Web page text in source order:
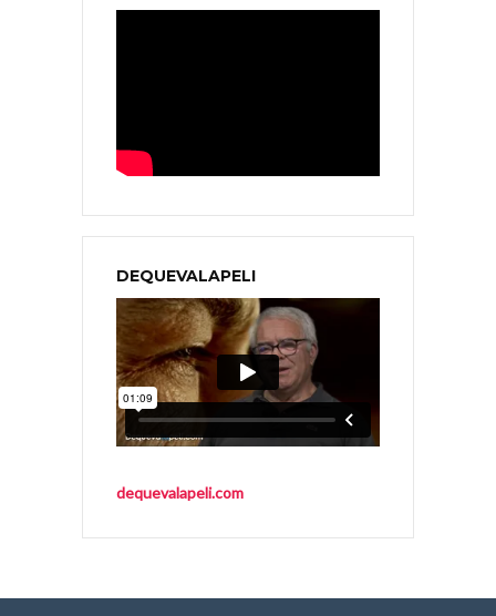
DEQUEVALAPELI
dequevalapeli.com